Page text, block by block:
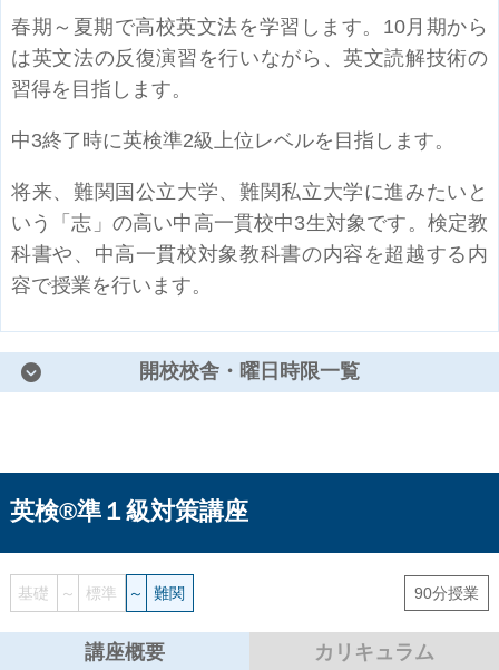
開校校舎・曜日時限一覧
春期～夏期で高校英文法を学習します。10月期から
は英文法の反復演習を行いながら、英文読解技術の
習得を目指します。
中3終了時に英検準2級上位レベルを目指します。
将来、難関国公立大学、難関私立大学に進みたいと
いう「志」の高い中高一貫校中3生対象です。検定教
科書や、中高一貫校対象教科書の内容を超越する内
容で授業を行います。
英検®準１級対策講座
90分授業
基礎 ～ 標準 ～ 難関
講座概要 カリキュラム